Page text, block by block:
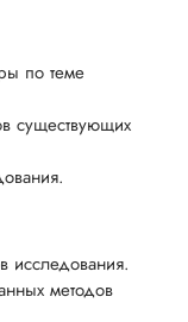
по теме
существующих
исследования.
методов